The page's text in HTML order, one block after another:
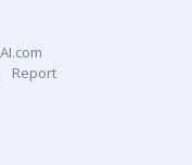
Report